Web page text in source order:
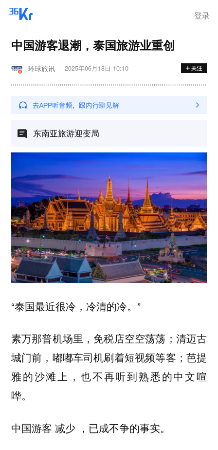
登录
中国游客退潮，泰国旅游业重创
环球旅讯 2025年06月18日 10:10
东南亚旅游迎变局
“泰国最近很冷，冷清的冷。”
素万那普机场里，免税店空空荡荡；清迈古
城门前，嘟嘟车司机刷着短视频等客；芭提
雅的沙滩上，也不再听到熟悉的中文喧
哗。
中国游客 减少 ，已成不争的事实。